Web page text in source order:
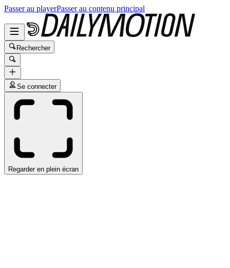
Passer au playerPasser au contenu principal
Rechercher
Se connecter
Regarder en plein écran